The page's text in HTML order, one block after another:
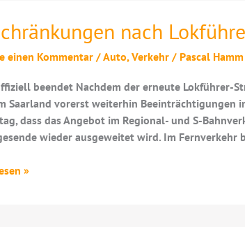
nach
einen Kommentar/Auto,Verkehr / Pascal Hamm
beendet Nachdem der erneute Lokführer-
Saarland vorerst weiterhin Beeinträchtigungen
dass das Angebot im Regional- und S-
wieder ausgeweitet wird. Im Fernverkehr
»